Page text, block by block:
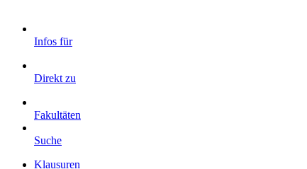
Infos für
Direkt zu
Fakultäten
Suche
Klausuren